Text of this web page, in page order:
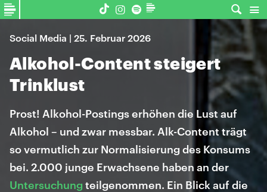
Social Media | 25. Februar 2026
Alkohol-Content steigert
Trinklust
Prost! Alkohol-Postings erhöhen die Lust auf
Alkohol – und zwar messbar. Alk-Content trägt
so vermutlich zur Normalisierung des Konsums
bei. 2.000 junge Erwachsene haben an der
Untersuchung teilgenommen. Ein Blick auf die